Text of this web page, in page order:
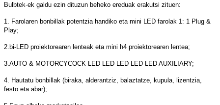
Bulbtek-ek galdu ezin dituzun beheko ereduak erakutsi zituen:
1. Farolaren bonbillak potentzia handiko eta mini LED farolak 1: 1 Plug &
Play;
2.bi-LED proiektorearen lenteak eta mini h4 proiektorearen lentea;
3.AUTO & MOTORCYCOCK LED LED LED LED LED AUXILIARY;
4. Hautatu bonbillak (biraka, alderantziz, balaztatze, kupula, lizentzia,
festo eta abar);